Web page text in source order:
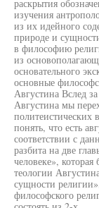
раскрытия
изучения
из их идейного
природе и
в философию
из
основательного
основные
Августина Вслед
Августина мы
политеистических
понять, что есть
соответствии с
разбита на две
человеке»,
теологии
сущности
философского